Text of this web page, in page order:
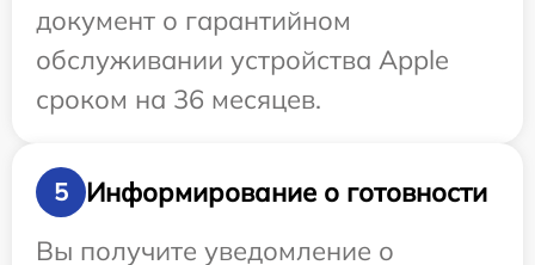
документ о гарантийном
обслуживании устройства Apple
сроком на 36 месяцев.
5
Информирование о готовности
Вы получите уведомление о